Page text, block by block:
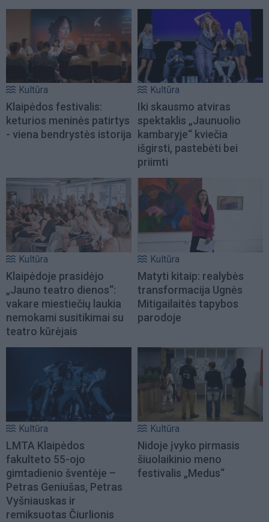
Kultūra
Klaipėdos festivalis:
keturios meninės patirtys
- viena bendrystės istorija
Kultūra
Iki skausmo atviras
spektaklis „Jaunuolio
kambaryje“ kviečia
išgirsti, pastebėti bei
priimti
Kultūra
Klaipėdoje prasidėjo
„Jauno teatro dienos“:
vakare miestiečių laukia
nemokami susitikimai su
teatro kūrėjais
Kultūra
Matyti kitaip: realybės
transformacija Ugnės
Mitigailaitės tapybos
parodoje
Kultūra
LMTA Klaipėdos
fakulteto 55-ojo
gimtadienio šventėje –
Petras Geniušas, Petras
Vyšniauskas ir
remiksuotas Čiurlionis
Kultūra
Nidoje įvyko pirmasis
šiuolaikinio meno
festivalis „Medus“